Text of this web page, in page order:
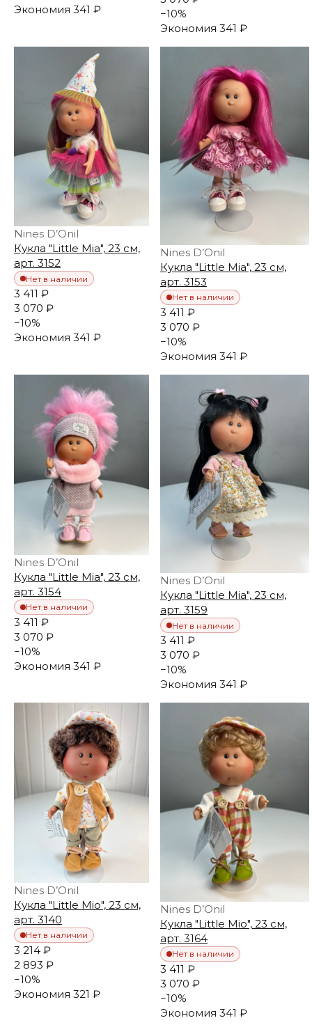
Экономия 341 ₽
−10%
Экономия 341 ₽
Nines D’Onil
Кукла "Little Mia", 23 см,
арт. 3152
Нет в наличии
3 411 ₽
3 070 ₽
−10%
Экономия 341 ₽
Nines D’Onil
Кукла "Little Mia", 23 см,
арт. 3153
Нет в наличии
3 411 ₽
3 070 ₽
−10%
Экономия 341 ₽
Nines D’Onil
Кукла "Little Mia", 23 см,
арт. 3154
Нет в наличии
3 411 ₽
3 070 ₽
−10%
Экономия 341 ₽
Nines D’Onil
Кукла "Little Mia", 23 см,
арт. 3159
Нет в наличии
3 411 ₽
3 070 ₽
−10%
Экономия 341 ₽
Nines D’Onil
Кукла "Little Mio", 23 см,
арт. 3140
Нет в наличии
3 214 ₽
2 893 ₽
−10%
Экономия 321 ₽
Nines D’Onil
Кукла "Little Mio", 23 см,
арт. 3164
Нет в наличии
3 411 ₽
3 070 ₽
−10%
Экономия 341 ₽